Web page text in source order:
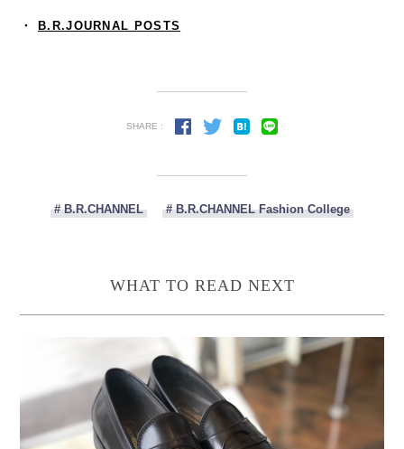
・ B.R.JOURNAL POSTS
SHARE :
# B.R.CHANNEL # B.R.CHANNEL Fashion College
WHAT TO READ NEXT